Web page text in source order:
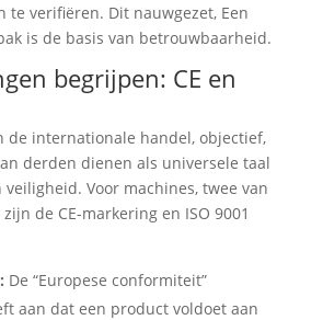
te verifiëren. Dit nauwgezet, Een
is de basis van betrouwbaarheid.
begrijpen: CE en
de internationale handel, objectief,
derden dienen als universele taal
Voor machines, twee van
de CE-markering en ISO 9001
De “Europese conformiteit”
aan dat een product voldoet aan